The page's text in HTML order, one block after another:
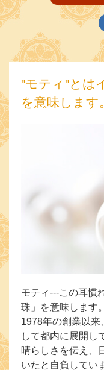
"モティ"とは
を意味します
モティ---この耳慣
珠」を意味します。
1978年の創業以来
して都内に展開し
晴らしさを伝え、
いたと自負してい